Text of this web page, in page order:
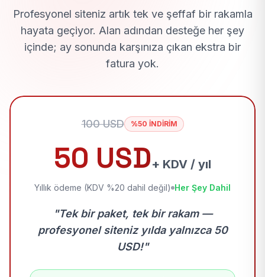
Profesyonel siteniz artık tek ve şeffaf bir rakamla
hayata geçiyor. Alan adından desteğe her şey
içinde; ay sonunda karşınıza çıkan ekstra bir
fatura yok.
100 USD %50 İNDİRİM
50 USD+ KDV / yıl
Yıllık ödeme (KDV %20 dahil değil) Her Şey Dahil
"Tek bir paket, tek bir rakam —
profesyonel siteniz yılda yalnızca 50
USD!"